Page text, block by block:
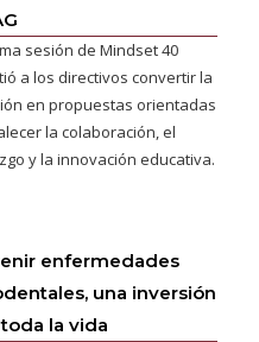
sesión de Mindset 40
a los directivos convertir la
en propuestas orientadas
la colaboración, el
y la innovación educativa.
enfermedades
una inversión
la vida